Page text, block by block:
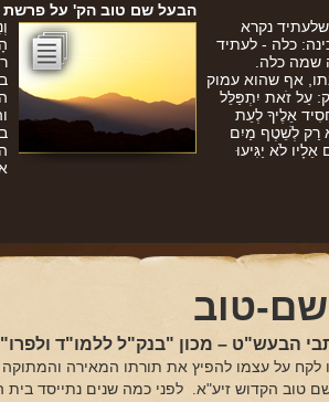
הבעל שם טוב הק' על פרשת
נקרא
כלה - לעתיד
שמה כלה.
אף שהוא עמוק
עַל זֹאת יִתְפַּלֵּל
אֵלֶיךָ לְעֵת
רַק לְשֵׁטֶף מַיִם
אֵלָיו לֹא יַגִּיעוּ
טוב
הבעש"ט – מכון "בנק"ל ללמו"ד
לקח על עצמו להפיץ את תורתו המאירה והמתוקה
טוב הקדוש זיע"א. לפני כמה שנים נתייסד